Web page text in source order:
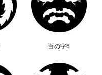
百の字6